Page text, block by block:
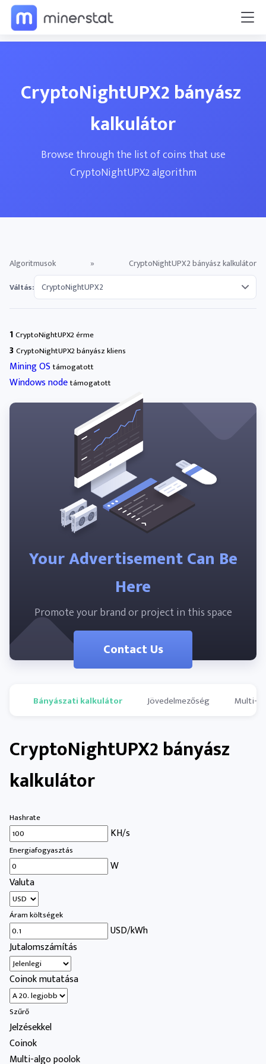
CryptoNightUPX2 bányász ​​
kalkulátor
Browse through the list of coins that use
CryptoNightUPX2 algorithm
Algoritmusok » CryptoNightUPX2 bányász ​​kalkulátor
Váltás:
1CryptoNightUPX2 érme
3CryptoNightUPX2 bányász ​​kliens
Mining OS támogatott
Windows nodetámogatott
Your Advertisement Can Be
Here
Promote your brand or project in this space
Contact Us
Bányászati kalkulátor Jövedelmezőség Multi-
CryptoNightUPX2 bányász ​​
kalkulátor
Hashrate
KH/s
Energiafogyasztás
W
Valuta
Áram költségek
USD/kWh
Jutalomszámítás
Coinok mutatása
Szűrő
Jelzésekkel
Coinok
Multi-algo poolok